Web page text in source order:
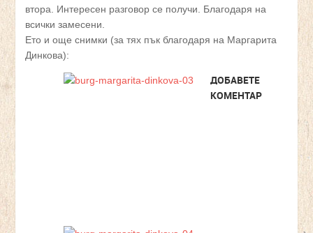
втора. Интересен разговор се получи. Благодаря на
всички замесени.
Ето и още снимки (за тях пък благодаря на Маргарита
Динкова):
ДОБАВЕТЕ
КОМЕНТАР